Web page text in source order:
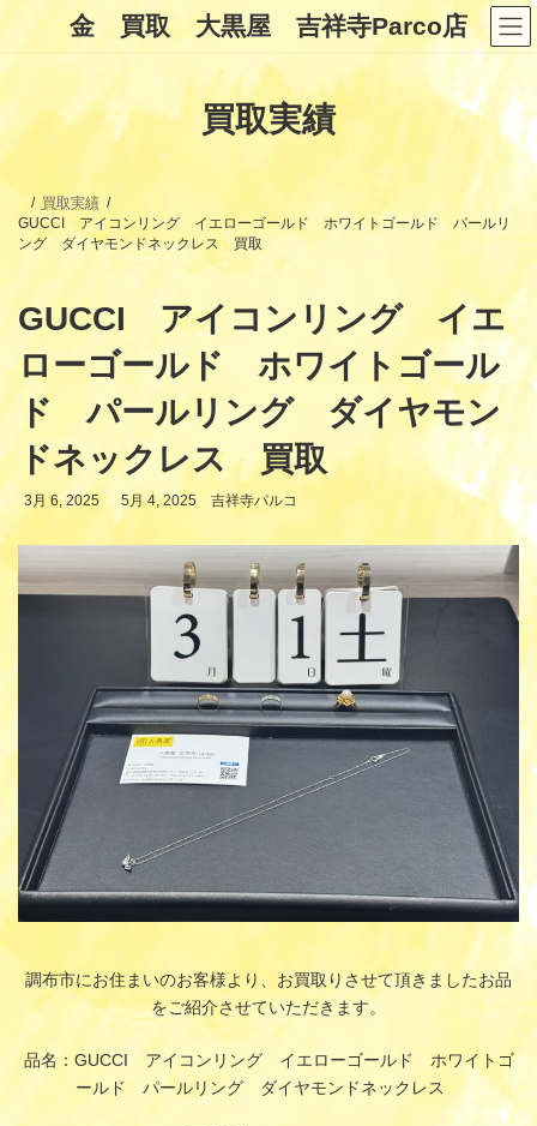
ン
キ
ッ
ー
に
移
金 買取 大黒屋 吉祥寺Parco店
買取実績
買取実績
GUCCI アイコンリング イエローゴールド ホワイトゴールド パールリ
ング ダイヤモンドネックレス 買取
GUCCI アイコンリング イエ
ローゴールド ホワイトゴール
ド パールリング ダイヤモン
ドネックレス 買取
3月 6, 2025
最
終
時
5月 4, 2025 吉祥寺パルコ
調布市にお住まいのお客様より、お買取りさせて頂きましたお品
をご紹介させていただきます。
品名：GUCCI アイコンリング イエローゴールド ホワイトゴ
ールド パールリング ダイヤモンドネックレス